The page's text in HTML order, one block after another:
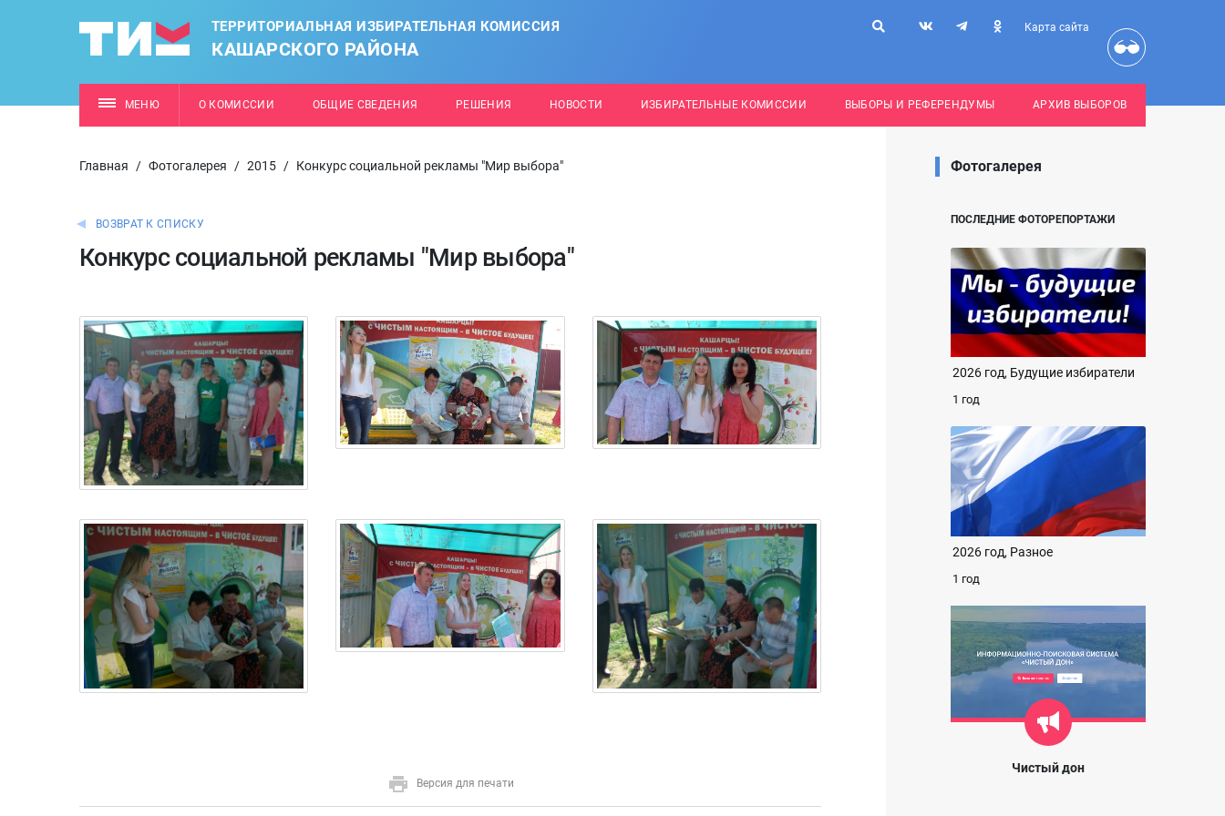
ТЕРРИТОРИАЛЬНАЯ ИЗБИРАТЕЛЬНАЯ КОМИССИЯ
КАШАРСКОГО РАЙОНА
Карта сайта
МЕНЮ О КОМИССИИ ОБЩИЕ СВЕДЕНИЯ РЕШЕНИЯ НОВОСТИ ИЗБИРАТЕЛЬНЫЕ КОМИССИИ ВЫБОРЫ И РЕФЕРЕНДУМЫ АРХИВ ВЫБОРОВ
Главная / Фотогалерея / 2015 / Конкурс социальной рекламы "Мир выбора"
ВОЗВРАТ К СПИСКУ
Конкурс социальной рекламы "Мир выбора"
Версия для печати
Фотогалерея
ПОСЛЕДНИЕ ФОТОРЕПОРТАЖИ
2026 год, Будущие избиратели
1 год
2026 год, Разное
1 год
Чистый дон